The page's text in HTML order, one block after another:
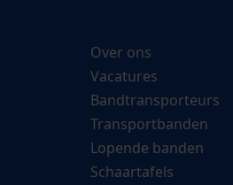
Over ons
Vacatures
Bandtransporteurs
Transportbanden
Lopende banden
Schaartafels